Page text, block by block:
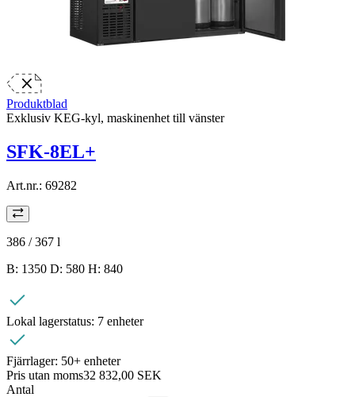
Produktblad
Exklusiv KEG-kyl, maskinenhet till vänster
SFK-8EL+
Art.nr.: 69282
386 / 367 l
B: 1350 D: 580 H: 840
Lokal lagerstatus: 7 enheter
Fjärrlager: 50+ enheter
Pris utan moms32 832,00 SEK
Antal